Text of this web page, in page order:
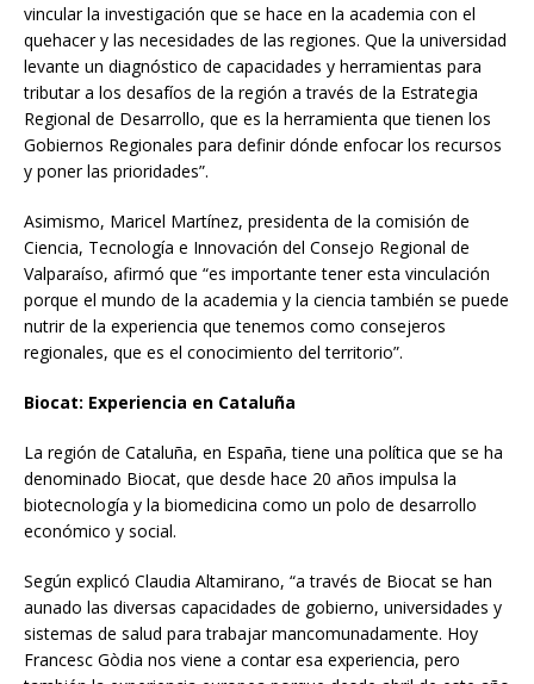
vincular la investigación que se hace en la academia con el
quehacer y las necesidades de las regiones. Que la universidad
levante un diagnóstico de capacidades y herramientas para
tributar a los desafíos de la región a través de la Estrategia
Regional de Desarrollo, que es la herramienta que tienen los
Gobiernos Regionales para definir dónde enfocar los recursos
y poner las prioridades”.
Asimismo, Maricel Martínez, presidenta de la comisión de
Ciencia, Tecnología e Innovación del Consejo Regional de
Valparaíso, afirmó que “es importante tener esta vinculación
porque el mundo de la academia y la ciencia también se puede
nutrir de la experiencia que tenemos como consejeros
regionales, que es el conocimiento del territorio”.
Biocat: Experiencia en Cataluña
La región de Cataluña, en España, tiene una política que se ha
denominado Biocat, que desde hace 20 años impulsa la
biotecnología y la biomedicina como un polo de desarrollo
económico y social.
Según explicó Claudia Altamirano, “a través de Biocat se han
aunado las diversas capacidades de gobierno, universidades y
sistemas de salud para trabajar mancomunadamente. Hoy
Francesc Gòdia nos viene a contar esa experiencia, pero